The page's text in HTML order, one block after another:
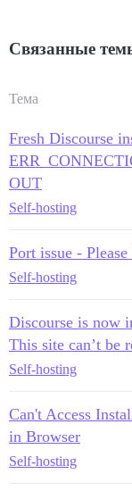
Связанные
Тема
Fresh Discourse
OUT
Self-hosting
Port issue -
Self-hosting
Discourse is now
This site can’t be
Self-hosting
Can't Access
in Browser
Self-hosting